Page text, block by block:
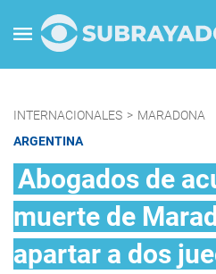
INTERNACIONALES > MARADONA
ARGENTINA
Abogados de
muerte de
apartar a dos